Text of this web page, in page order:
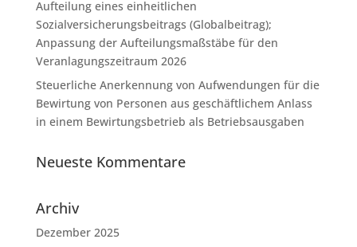
Aufteilung eines einheitlichen
Sozialversicherungsbeitrags (Globalbeitrag);
Anpassung der Aufteilungsmaßstäbe für den
Veranlagungszeitraum 2026
Steuerliche Anerkennung von Aufwendungen für die
Bewirtung von Personen aus geschäftlichem Anlass
in einem Bewirtungsbetrieb als Betriebsausgaben
Neueste Kommentare
Archiv
Dezember 2025